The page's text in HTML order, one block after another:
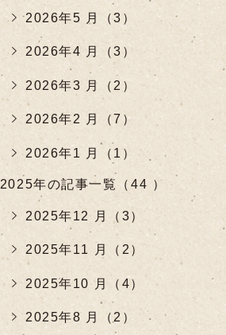
2026年5 月（3）
2026年4 月（3）
2026年3 月（2）
2026年2 月（7）
2026年1 月（1）
2025年の記事一覧（44 ）
2025年12 月（3）
2025年11 月（2）
2025年10 月（4）
2025年8 月（2）